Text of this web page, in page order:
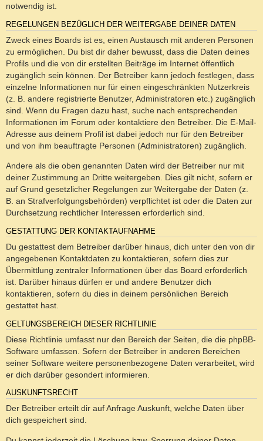
notwendig ist.
REGELUNGEN BEZÜGLICH DER WEITERGABE DEINER DATEN
Zweck eines Boards ist es, einen Austausch mit anderen Personen
zu ermöglichen. Du bist dir daher bewusst, dass die Daten deines
Profils und die von dir erstellten Beiträge im Internet öffentlich
zugänglich sein können. Der Betreiber kann jedoch festlegen, dass
einzelne Informationen nur für einen eingeschränkten Nutzerkreis
(z. B. andere registrierte Benutzer, Administratoren etc.) zugänglich
sind. Wenn du Fragen dazu hast, suche nach entsprechenden
Informationen im Forum oder kontaktiere den Betreiber. Die E-Mail-
Adresse aus deinem Profil ist dabei jedoch nur für den Betreiber
und von ihm beauftragte Personen (Administratoren) zugänglich.
Andere als die oben genannten Daten wird der Betreiber nur mit
deiner Zustimmung an Dritte weitergeben. Dies gilt nicht, sofern er
auf Grund gesetzlicher Regelungen zur Weitergabe der Daten (z.
B. an Strafverfolgungsbehörden) verpflichtet ist oder die Daten zur
Durchsetzung rechtlicher Interessen erforderlich sind.
GESTATTUNG DER KONTAKTAUFNAHME
Du gestattest dem Betreiber darüber hinaus, dich unter den von dir
angegebenen Kontaktdaten zu kontaktieren, sofern dies zur
Übermittlung zentraler Informationen über das Board erforderlich
ist. Darüber hinaus dürfen er und andere Benutzer dich
kontaktieren, sofern du dies in deinem persönlichen Bereich
gestattet hast.
GELTUNGSBEREICH DIESER RICHTLINIE
Diese Richtlinie umfasst nur den Bereich der Seiten, die die phpBB-
Software umfassen. Sofern der Betreiber in anderen Bereichen
seiner Software weitere personenbezogene Daten verarbeitet, wird
er dich darüber gesondert informieren.
AUSKUNFTSRECHT
Der Betreiber erteilt dir auf Anfrage Auskunft, welche Daten über
dich gespeichert sind.